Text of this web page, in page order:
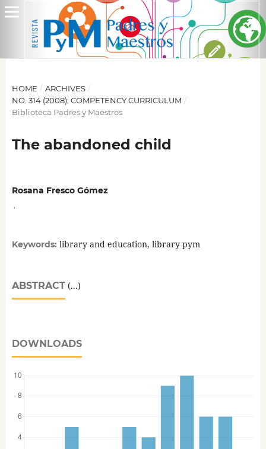
HOME / ARCHIVES /
NO. 314 (2008): COMPETENCY CURRICULUM /
Biblioteca Padres y Maestros
The abandoned child
Rosana Fresco Gómez
Keywords: library and education, library pym
ABSTRACT(...)
DOWNLOADS